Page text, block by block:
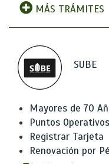
MÁS TRÁMITES
SUBE
Mayores de 70
Puntos
Registrar Tarjeta
Renovación por